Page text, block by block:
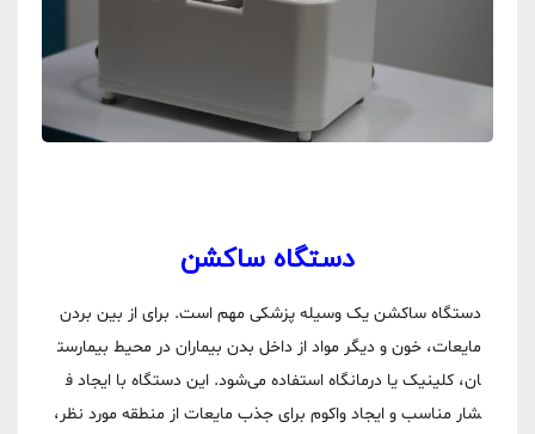
دستگاه ساکشن
دستگاه ساکشن یک وسیله پزشکی مهم است. برای از بین بردن
مایعات، خون و دیگر مواد از داخل بدن بیماران در محیط بیمارست
ان، کلینیک یا درمانگاه استفاده می‌شود. این دستگاه با ایجاد ف
شار مناسب و ایجاد واکوم برای جذب مایعات از منطقه مورد نظر،